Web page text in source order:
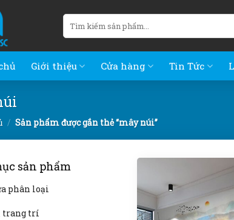
Tìm
kiếm:
Giới thiệu Cửa hàng Tin Tức
/ Sản phẩm được gắn thẻ “mây núi”
sản phẩm
phân loại
trang trí